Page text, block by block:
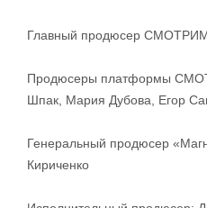
Главный продюсер
Продюсеры платформы
Шпак, Мария Дубова, Егор
Генеральный продюсер
Кириченко